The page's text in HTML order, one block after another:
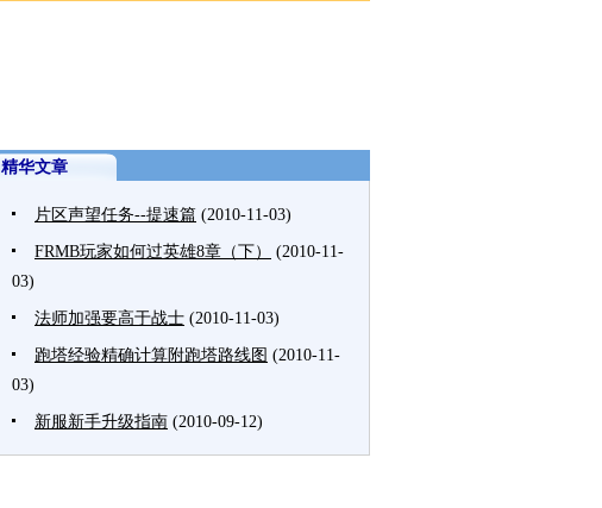
精华文章
片区声望任务--提速篇 (2010-11-03)
FRMB玩家如何过英雄8章（下）
(2010-11-
03)
法师加强要高于战士 (2010-11-03)
跑塔经验精确计算附跑塔路线图 (2010-11-
03)
新服新手升级指南 (2010-09-12)